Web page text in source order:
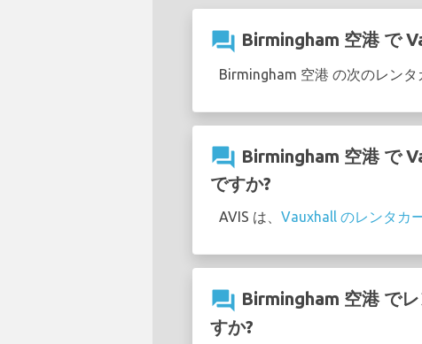
question_answer Birmingham 空港 で
Birmingham 空港 の次のレン
question_answer Birmingham 空港 で
ですか?
AVIS は、 Vauxhall のレンタカ
question_answer Birmingham 空港 で
すか?